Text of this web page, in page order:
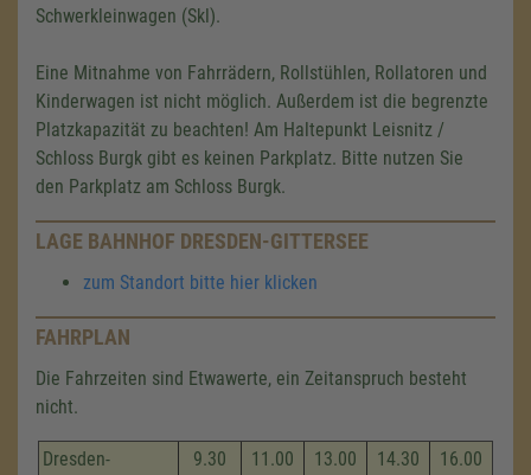
Schwerkleinwagen (Skl).
Eine Mitnahme von Fahrrädern, Rollstühlen, Rollatoren und
Kinderwagen ist nicht möglich. Außerdem ist die begrenzte
Platzkapazität zu beachten! Am Haltepunkt Leisnitz /
Schloss Burgk gibt es keinen Parkplatz. Bitte nutzen Sie
den Parkplatz am Schloss Burgk.
LAGE BAHNHOF DRESDEN-GITTERSEE
zum Standort bitte hier klicken
FAHRPLAN
Die Fahrzeiten sind Etwawerte, ein Zeitanspruch besteht
nicht.
Dresden-
9.30 11.00 13.00 14.30 16.00